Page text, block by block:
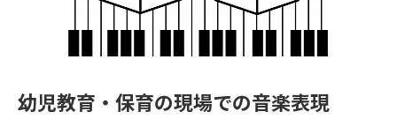
大学入学共通テスト「受験上の
高等学校卒業程度認定試験
高等学校（情報）教員資格認定
幼児教育・保育の現場での音楽表現